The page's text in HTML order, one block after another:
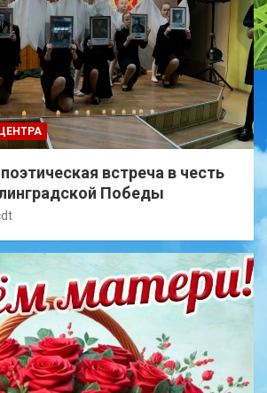
встреча в честь
Победы